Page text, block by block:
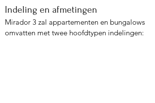
Indeling en afmetingen
Mirador 3 zal appartementen en bungalows
omvatten met twee hoofdtypen indelingen: